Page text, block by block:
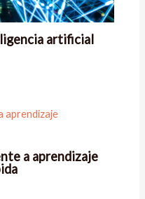
artificial
a aprendizaje